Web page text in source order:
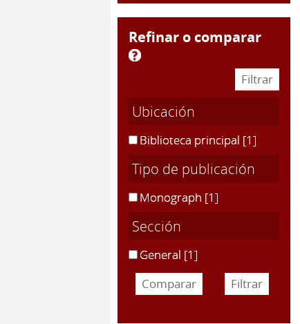
refinar o comparar
Ubicación
Biblioteca principal [1]
Tipo de publicación
Monograph [1]
Sección
General [1]